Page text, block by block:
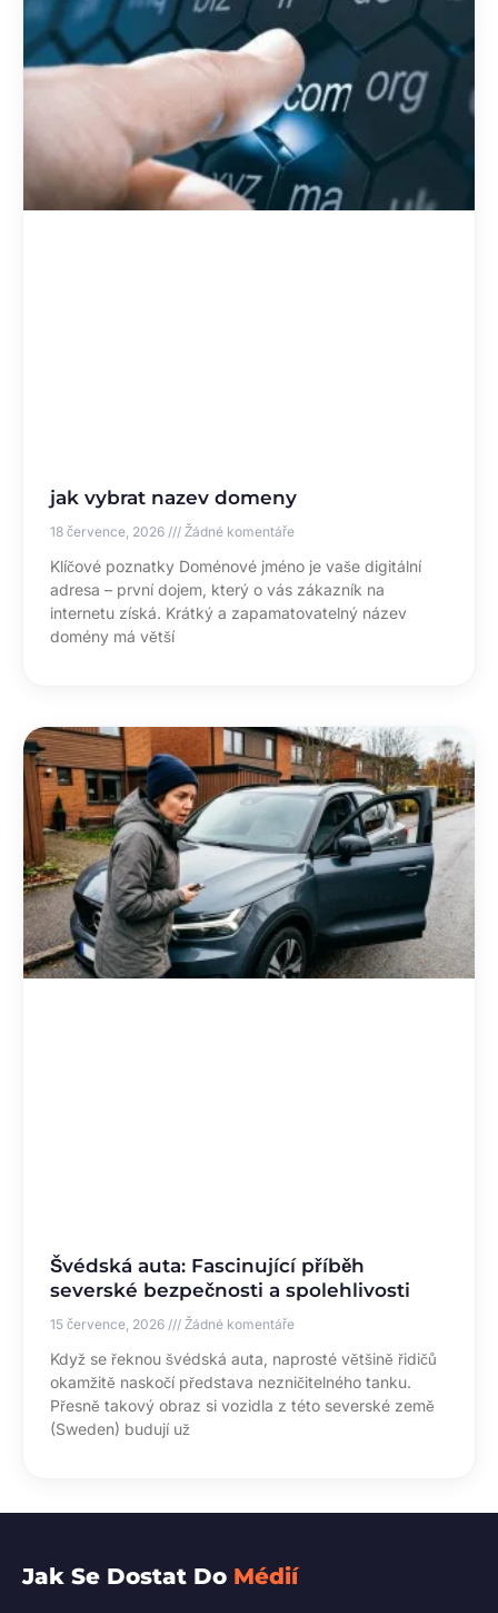
jak vybrat nazev domeny
18 července, 2026 Žádné komentáře
Klíčové poznatky Doménové jméno je vaše digitální
adresa – první dojem, který o vás zákazník na
internetu získá. Krátký a zapamatovatelný název
domény má větší
Švédská auta: Fascinující příběh
severské bezpečnosti a spolehlivosti
15 července, 2026 Žádné komentáře
Když se řeknou švédská auta, naprosté většině řidičů
okamžitě naskočí představa nezničitelného tanku.
Přesně takový obraz si vozidla z této severské země
(Sweden) budují už
Jak Se Dostat Do Médií